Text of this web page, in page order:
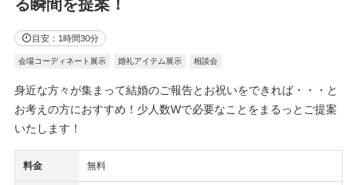
る瞬間を提案！
目安：1時間30分
会場コーディネート展示 婚礼アイテム展示 相談会
身近な方々が集まって結婚のご報告とお祝いをできれば・・・と
お考えの方におすすめ！少人数Wで必要なことをまるっとご提案
いたします！
料金 無料